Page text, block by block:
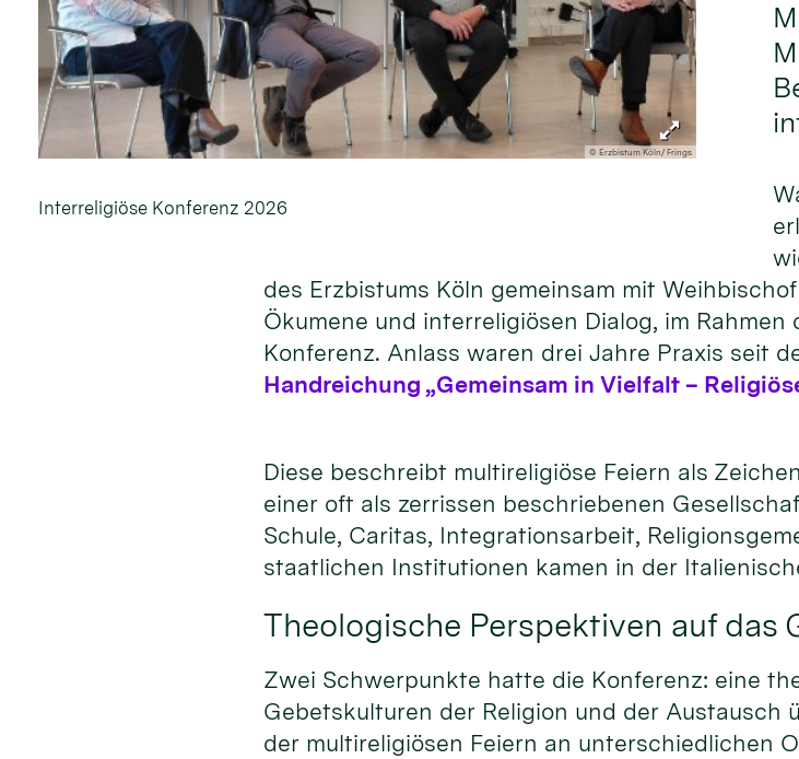
© Erzbistum Köln/ Frings
Interreligiöse Konferenz 2026
des Erzbistums Köln gemeinsam mit
Ökumene und interreligiösen Dialog, im
Konferenz. Anlass waren drei Jahre Praxis seit
Handreichung „Gemeinsam in Vielfalt –
Diese beschreibt multireligiöse Feiern als
einer oft als zerrissen beschriebenen
Schule, Caritas, Integrationsarbeit,
staatlichen Institutionen kamen in der
Theologische Perspektiven auf das
Zwei Schwerpunkte hatte die Konferenz: eine
Gebetskulturen der Religion und der Austausch
der multireligiösen Feiern an unterschiedlichen